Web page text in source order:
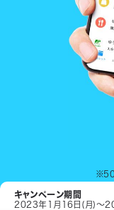
※
キャンペーン期間
2023年1月16日(月)～